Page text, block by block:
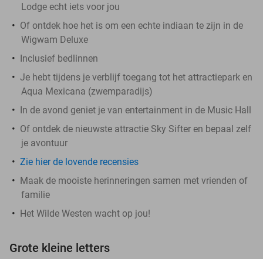
Lodge echt iets voor jou
Of ontdek hoe het is om een echte indiaan te zijn in de
Wigwam Deluxe
Inclusief bedlinnen
Je hebt tijdens je verblijf toegang tot het attractiepark en
Aqua Mexicana (zwemparadijs)
In de avond geniet je van entertainment in de Music Hall
Of ontdek de nieuwste attractie Sky Sifter en bepaal zelf
je avontuur
Zie hier de lovende recensies
Maak de mooiste herinneringen samen met vrienden of
familie
Het Wilde Westen wacht op jou!
Grote kleine letters